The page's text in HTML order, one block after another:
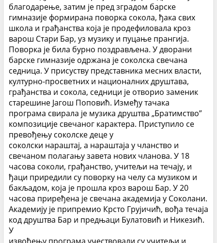
благодарење, затим је пред зградом барске
гимназије формирана поворка сокола, ђака свих
школа и грађанства која је продефиловала кроз
варош Стари Бар, уз музику и пуцање прангија.
Поворка је била бурно поздрављена. У дворани
барске гимназије одржана је соколска свечана
седница. У присуству представника месних власти,
културно-просветних и националних друштава,
грађанства и сокола, седници је отворио заменик
старешине Јагош Поповић. Између тачака
програма свирала је музика друштва „Братимство”
композиције свечаног карактера. Приступило се
превођењу соколске деце у
соколски нараштај, а нараштаја у чланство и
свечаном полагању завета нових чланова. У 18
часова соколи, грађанство, учитељи на течају, и
ђаци приредили су поворку на челу са музиком и
бакљадом, која је прошла кроз варош Бар. У 20
часова приређена је свечана академија у Соколани.
Академију је припремио Крсто Грујичић, вођа течаја
код друштва Бар и предњаци Булатовић и Никезић.
У